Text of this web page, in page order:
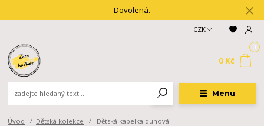
Dovolená.
Menu
CZK
0 Kč
Úvod Dětská kolekce Dětská kabelka duhová